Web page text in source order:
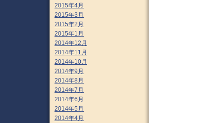
2015年4月
2015年3月
2015年2月
2015年1月
2014年12月
2014年11月
2014年10月
2014年9月
2014年8月
2014年7月
2014年6月
2014年5月
2014年4月